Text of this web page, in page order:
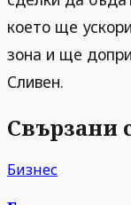
което ще
зона и ще
Сливен.
Свързани
Бизнес